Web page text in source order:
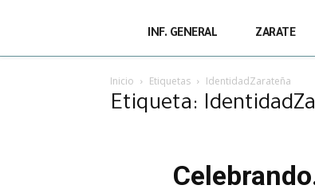
INF. GENERAL ZARATE
Inicio Etiquetas IdentidadZarateña
Etiqueta: